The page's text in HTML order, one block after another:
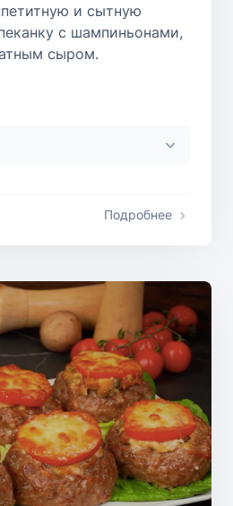
и сытную
с шампиньонами,
сыром.
Подробнее